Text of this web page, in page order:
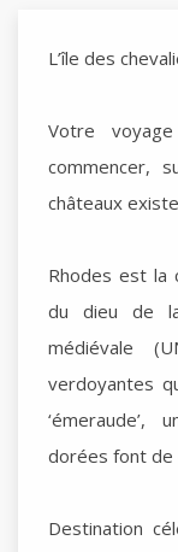
L’île des
Votre
commencer,
châteaux
Rhodes est la
du dieu de
médiévale
verdoyantes
‘émeraude’,
dorées font de
Destination